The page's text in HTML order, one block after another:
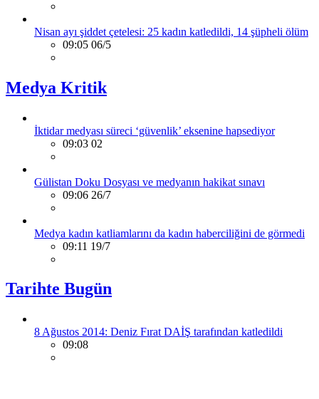
Nisan ayı şiddet çetelesi: 25 kadın katledildi, 14 şüpheli ölüm
09:05 06/5
Medya Kritik
İktidar medyası süreci ‘güvenlik’ eksenine hapsediyor
09:03 02
Gülistan Doku Dosyası ve medyanın hakikat sınavı
09:06 26/7
Medya kadın katliamlarını da kadın haberciliğini de görmedi
09:11 19/7
Tarihte Bugün
8 Ağustos 2014: Deniz Fırat DAİŞ tarafından katledildi
09:08